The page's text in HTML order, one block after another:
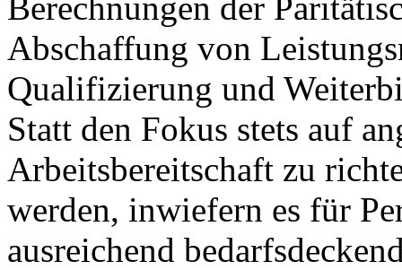
Abschaffung von
Qualifizierung und
Statt den Fokus stets auf
Arbeitsbereitschaft zu
werden, inwiefern es für
ausreichend